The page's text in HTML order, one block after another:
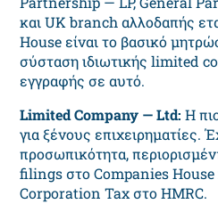
και UK branch αλλοδαπής
House είναι το βασικό
σύσταση ιδιωτικής limited
εγγραφής σε αυτό.
Limited Company — Ltd: Η
για ξένους επιχειρηματίες.
προσωπικότητα,
filings στο Companies House
Corporation Tax στο HMRC.